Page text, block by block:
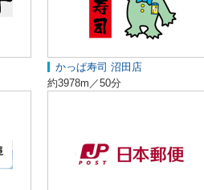
かっぱ寿司 沼田店
約3978m／50分